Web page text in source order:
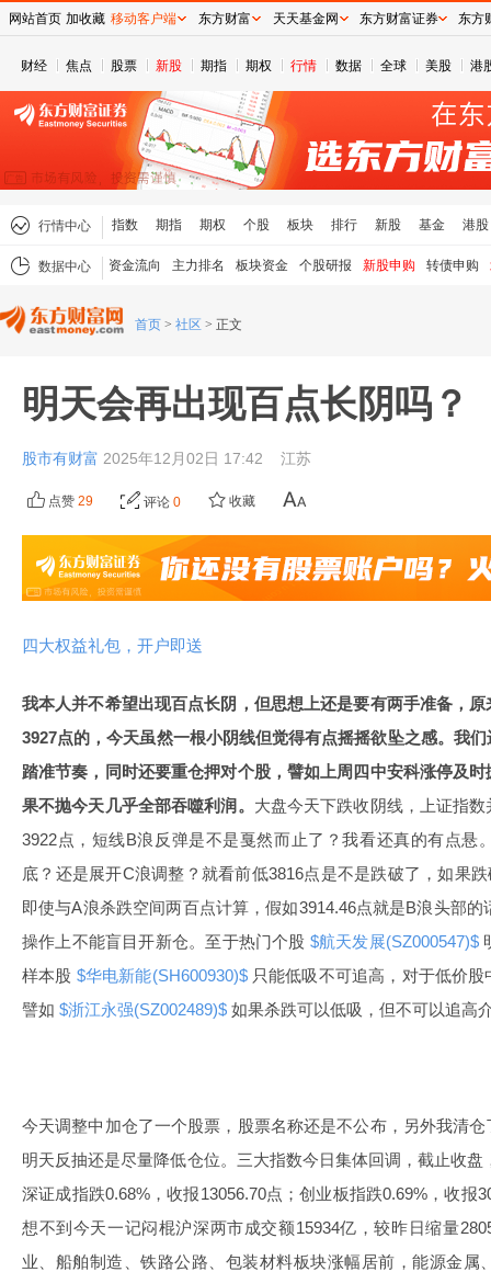
财经 焦点 股票 新股 期指 期权 行情 数据 全球 美股 港
行情中心 指数 期指 期权 个股 板块 排行 新股 基金 港股
数据中心 资金流向 主力排名 板块资金 个股研报 新股申购 转债申购
首页 > 社区 > 正文
明天会再出现百点长阴吗？
股市有财富 2025年12月02日 17:42 江苏
点赞 29 评论 0 收藏
四大权益礼包，开户即送
我本人并不希望出现百点长阴，但思想上还是要有两手准备，
3927点的，今天虽然一根小阴线但觉得有点摇摇欲坠之感。我
踏准节奏，同时还要重仓押对个股，譬如上周四中安科涨停及
果不抛今天几乎全部吞噬利润。 大盘今天下跌收阴线，上证指
3922点，短线B浪反弹是不是戛然而止了？我看还真的有点悬
底？还是展开C浪调整？就看前低3816点是不是跌破了，如果
即使与A浪杀跌空间两百点计算，假如3914.46点就是B浪头部
操作上不能盲目开新仓。至于热门个股 $航天发展(SZ000547)$
样本股 $华电新能(SH600930)$ 只能低吸不可追高，对于低价
譬如 $浙江永强(SZ002489)$ 如果杀跌可以低吸，但不可以追高
今天调整中加仓了一个股票，股票名称还是不公布，另外我清
明天反抽还是尽量降低仓位。三大指数今日集体回调，截止收盘
深证成指跌0.68%，收报13056.70点；创业板指跌0.69%，收报
想不到今天一记闷棍沪深两市成交额15934亿，较昨日缩量
业、船舶制造、铁路公路、包装材料板块涨幅居前，能源金属
网站首页 加收藏 移动客户端 东方财富 天天基金网 东方财富证券 东方